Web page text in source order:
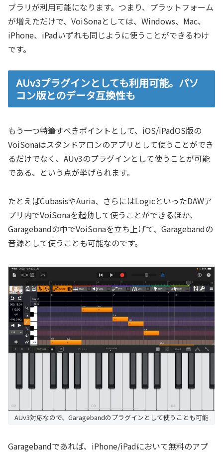
ブラリが利用可能になります。つまり、プラットフォーム
が増えただけで、VoiSonaとしては、Windows、Mac、
iPhone、iPadいずれも同じように使うことができるわけ
です。
AUv3プラグインとしても利用可能。パソ
コン版とのデータ互換性も
もう一つ特筆すべきポイントとして、iOS/iPadOS版の
VoiSonaはスタンドアロンのアプリとして使うことができ
るだけでなく、AUv3のプラグインとして使うことが可能
である、という点が挙げられます。
たとえばCubasisやAuria、さらにはLogicといったDAWア
プリ内でVoiSonaを起動して使うことができるほか、
Garagebandの中でVoiSonaを立ち上げて、Garagebandの
音源として使うことも可能なのです。
AUv3対応なので、Garagebandのプラグインとして使うことも可能
Garagebandであれば、iPhone/iPadにおいて無料のアプ